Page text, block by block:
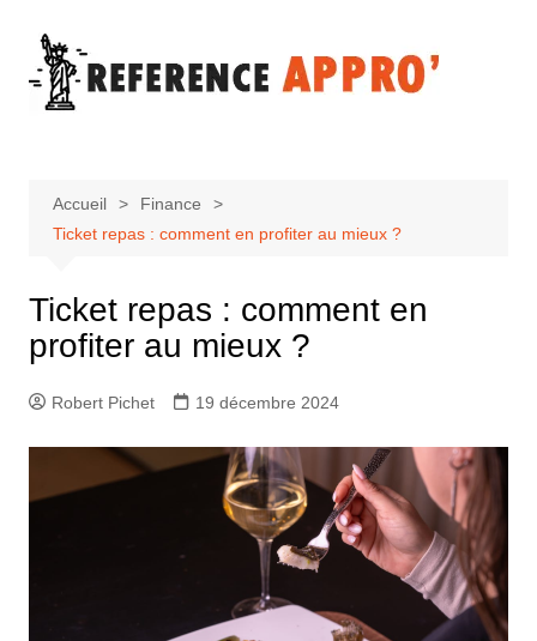
contenu
Accueil
Finance
Ticket repas : comment en profiter au mieux ?
Ticket repas : comment en
profiter au mieux ?
Robert Pichet 19 décembre 2024